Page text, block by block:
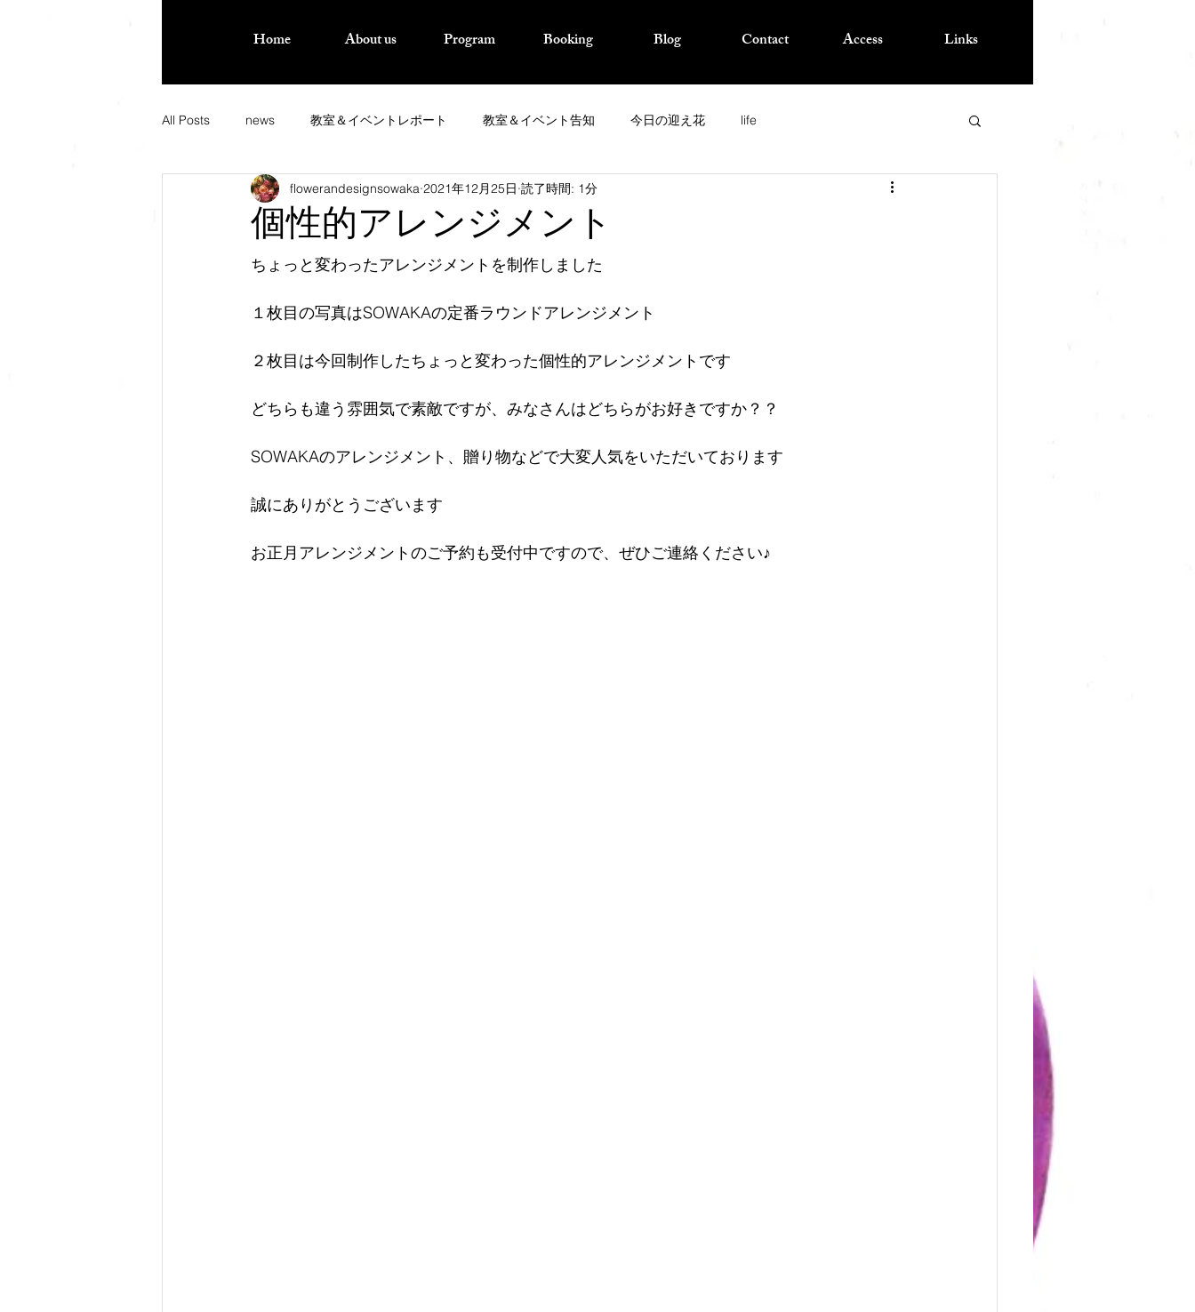
Home About us Program Booking Blog Contact Access Links
All Posts news 教室＆イベントレポート 教室＆イベント告知 今日の迎え花 life
個性的アレンジメント
flowerandesignsowaka 2021年12月25日 読了時間: 1分
ちょっと変わったアレンジメントを制作しました
１枚目の写真はSOWAKAの定番ラウンドアレンジメント
２枚目は今回制作したちょっと変わった個性的アレンジメントです
どちらも違う雰囲気で素敵ですが、みなさんはどちらがお好きですか？？
SOWAKAのアレンジメント、贈り物などで大変人気をいただいております
誠にありがとうございます
お正月アレンジメントのご予約も受付中ですので、ぜひご連絡ください♪